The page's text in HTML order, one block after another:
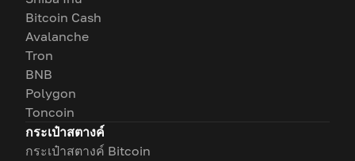
Bitcoin Cash
Avalanche
Tron
BNB
Polygon
Toncoin
กระเป๋าสตางค์
กระเป๋าสตางค์ Bitcoin